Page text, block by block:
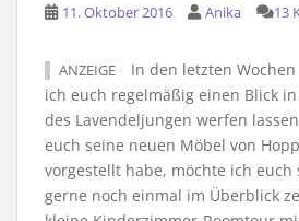
11. Oktober 2016 Anika 13
ANZEIGE
In den letzten
ich euch regelmäßig einen Blick
des Lavendeljungen werfen
euch seine neuen Möbel von
vorgestellt habe, möchte ich
gerne noch einmal im Überblick